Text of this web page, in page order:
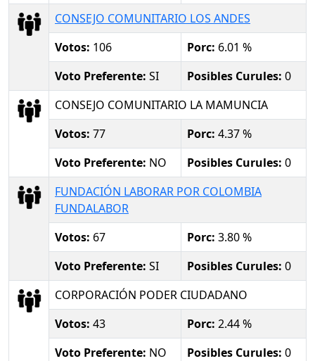
CONSEJO COMUNITARIO LOS ANDES
Votos: 106 Porc: 6.01 %
Voto Preferente: SI Posibles Curules: 0
CONSEJO COMUNITARIO LA MAMUNCIA
Votos: 77 Porc: 4.37 %
Voto Preferente: NO Posibles Curules: 0
FUNDACIÓN LABORAR POR COLOMBIA
FUNDALABOR
Votos: 67 Porc: 3.80 %
Voto Preferente: SI Posibles Curules: 0
CORPORACIÓN PODER CIUDADANO
Votos: 43 Porc: 2.44 %
Voto Preferente: NO Posibles Curules: 0